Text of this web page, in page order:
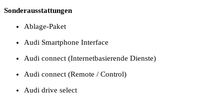
Sonderausstattungen
Ablage-Paket
Audi Smartphone Interface
Audi connect (Internetbasierende Dienste)
Audi connect (Remote / Control)
Audi drive select